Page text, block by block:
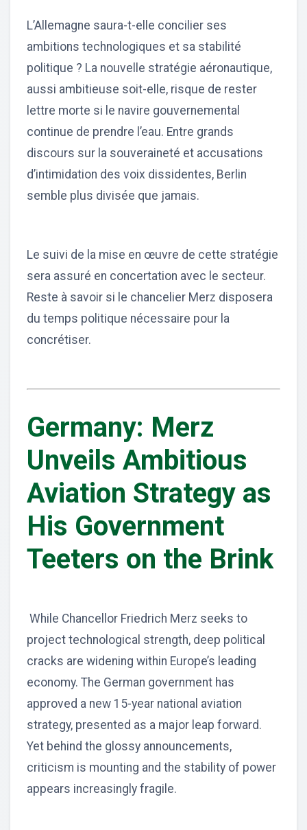
L’Allemagne saura-t-elle concilier ses
ambitions technologiques et sa stabilité
politique ? La nouvelle stratégie aéronautique,
aussi ambitieuse soit-elle, risque de rester
lettre morte si le navire gouvernemental
continue de prendre l’eau. Entre grands
discours sur la souveraineté et accusations
d’intimidation des voix dissidentes, Berlin
semble plus divisée que jamais.
Le suivi de la mise en œuvre de cette stratégie
sera assuré en concertation avec le secteur.
Reste à savoir si le chancelier Merz disposera
du temps politique nécessaire pour la
concrétiser.
Germany: Merz
Unveils Ambitious
Aviation Strategy as
His Government
Teeters on the Brink
While Chancellor Friedrich Merz seeks to
project technological strength, deep political
cracks are widening within Europe’s leading
economy. The German government has
approved a new 15-year national aviation
strategy, presented as a major leap forward.
Yet behind the glossy announcements,
criticism is mounting and the stability of power
appears increasingly fragile.